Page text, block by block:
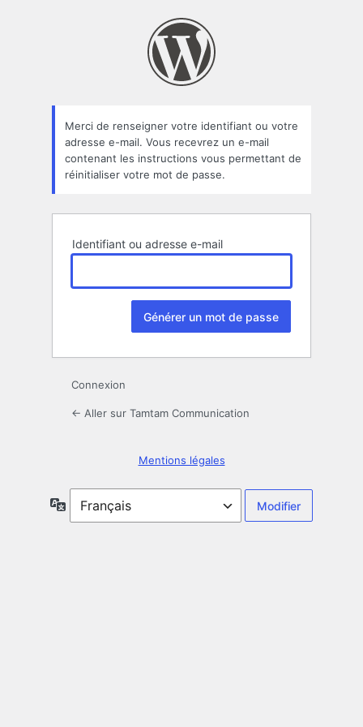
oublié
Merci de renseigner votre identifiant ou votre
adresse e-mail. Vous recevrez un e-mail
contenant les instructions vous permettant de
réinitialiser votre mot de passe.
Identifiant ou adresse e-mail
Connexion
← Aller sur Tamtam Communication
Mentions légales
Langue